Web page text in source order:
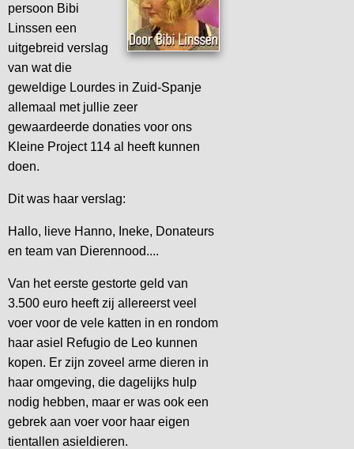
persoon Bibi
Linssen een
uitgebreid verslag
van wat die
geweldige Lourdes in Zuid-Spanje
allemaal met jullie zeer
gewaardeerde donaties voor ons
Kleine Project 114 al heeft kunnen
doen.
Dit was haar verslag:
Hallo, lieve Hanno, Ineke, Donateurs
en team van Dierennood....
Van het eerste gestorte geld van
3.500 euro heeft zij allereerst veel
voer voor de vele katten in en rondom
haar asiel Refugio de Leo kunnen
kopen. Er zijn zoveel arme dieren in
haar omgeving, die dagelijks hulp
nodig hebben, maar er was ook een
gebrek aan voer voor haar eigen
tientallen asieldieren.